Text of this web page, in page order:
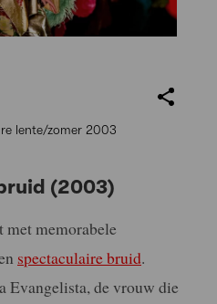
lente/zomer 2003
(2003)
memorabele
spectaculaire bruid.
Evangelista, de vrouw die